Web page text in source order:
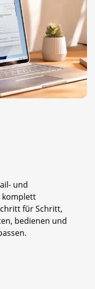
und
komplett
für Schritt,
bedienen und